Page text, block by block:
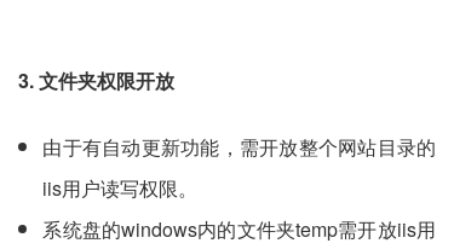
3. 文件夹权限开放
由于有自动更新功能，需开放整个网站目录的
iis用户读写权限。
系统盘的windows内的文件夹temp需开放iis用